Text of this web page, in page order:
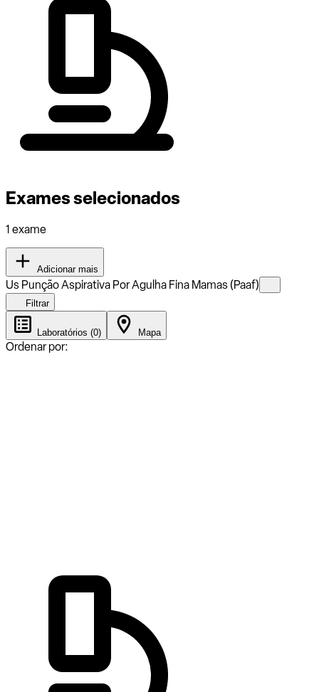
Exames selecionados
1 exame
Adicionar mais
Us Punção Aspirativa Por Agulha Fina Mamas (Paaf)
Filtrar
Laboratórios (0) Mapa
Ordenar por: